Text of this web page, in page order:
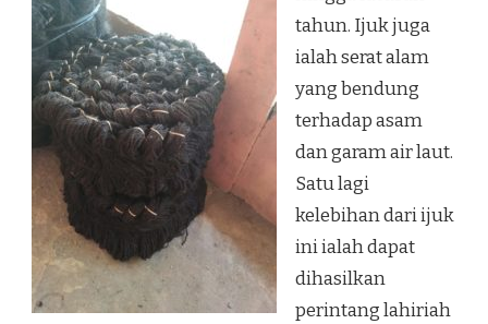
tahun. Ijuk juga
ialah serat alam
yang bendung
terhadap asam
dan garam air laut.
Satu lagi
kelebihan dari ijuk
ini ialah dapat
dihasilkan
perintang lahiriah